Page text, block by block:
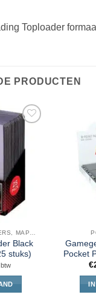
Toploader
PRODUCTEN
Black
stuks)
Pocket
€